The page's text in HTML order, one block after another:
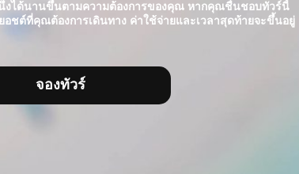
งได้นานขึ้นตามความต้องการของคุณ หากคุณชื่นชอบทัวร์นี้
ชต์ที่คุณต้องการเดินทาง ค่าใช้จ่ายและเวลาสุดท้ายจะขึ้นอยู่
จองทัวร์